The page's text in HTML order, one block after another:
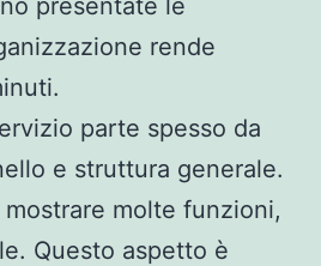
presentate le
rende
parte spesso da
e struttura generale.
molte funzioni,
Questo aspetto è